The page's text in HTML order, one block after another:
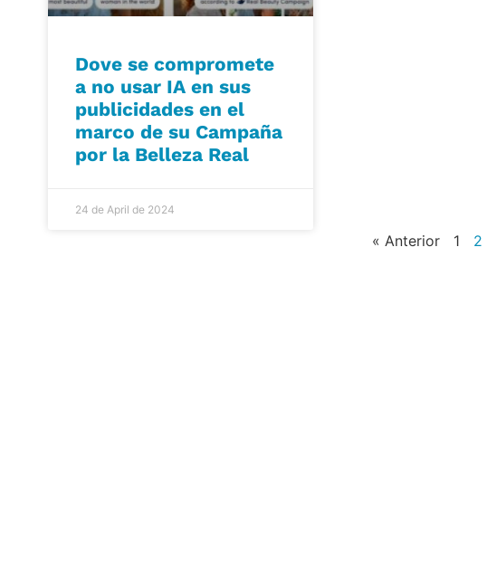
Dove se compromete
a no usar IA en sus
publicidades en el
marco de su Campaña
por la Belleza Real
24 de April de 2024
« Anterior 1 2